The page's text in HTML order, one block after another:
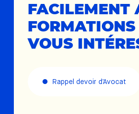
FACILEMENT
VOUS
Rappel devoir d’Avocat